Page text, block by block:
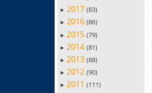
► 2017 (83)
► 2016 (86)
► 2015 (79)
► 2014 (81)
► 2013 (88)
► 2012 (90)
► 2011 (111)